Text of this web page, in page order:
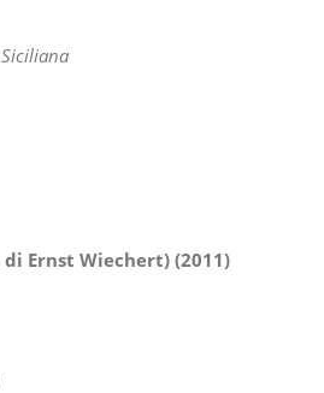
Ernst Wiechert) (2011)